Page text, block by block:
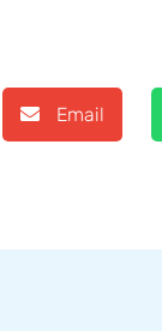
Email